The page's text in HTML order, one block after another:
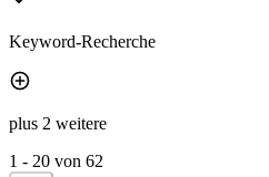
Keyword-Recherche
plus 2 weitere
1 - 20 von 62